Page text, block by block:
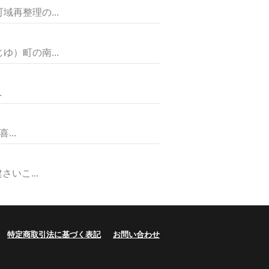
再整理の...
）町の南...
...
いこ...
特定商取引法に基づく表記 お問い合わせ